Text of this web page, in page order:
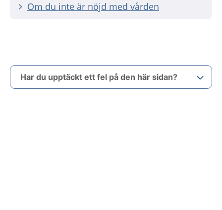
Om du inte är nöjd med vården
Har du upptäckt ett fel på den här sidan?